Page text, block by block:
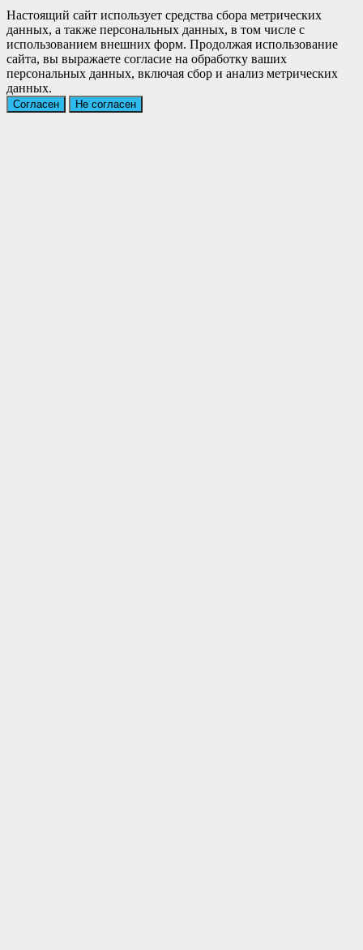
Настоящий сайт использует средства сбора метрических
данных, а также персональных данных, в том числе с
использованием внешних форм. Продолжая использование
сайта, вы выражаете согласие на обработку ваших
персональных данных, включая сбор и анализ метрических
данных.
Согласен Не согласен